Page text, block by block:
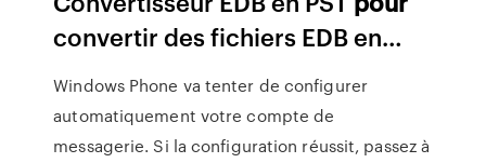
convertir des fichiers EDB en…
Windows Phone va tenter de configurer
automatiquement votre compte de
messagerie. Si la configuration réussit, passez à